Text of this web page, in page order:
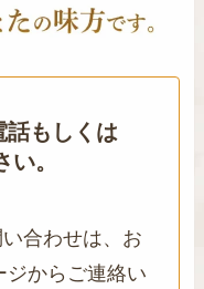
話もしくは
。
合わせは、お
ジからご連絡い